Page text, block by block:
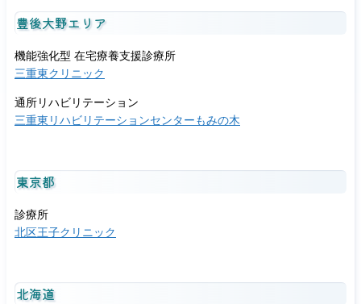
豊後大野エリア
機能強化型 在宅療養支援診療所
三重東クリニック
通所リハビリテーション
三重東リハビリテーションセンターもみの木
東京都
診療所
北区王子クリニック
北海道